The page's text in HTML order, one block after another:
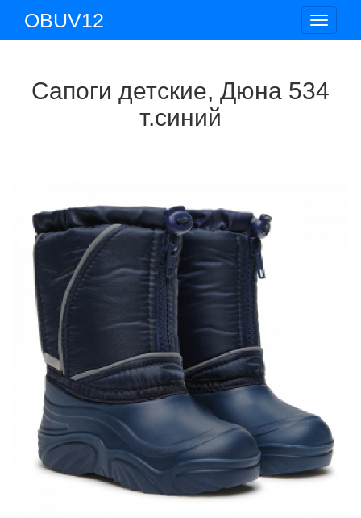
Toggle
OBUV12
Сапоги детские, Дюна 534
т.синий